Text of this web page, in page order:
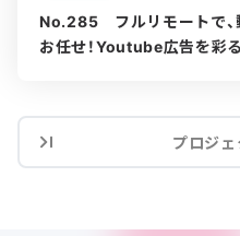
No.285 フルリモートで、
お任せ！Youtube広告を彩
プロジ